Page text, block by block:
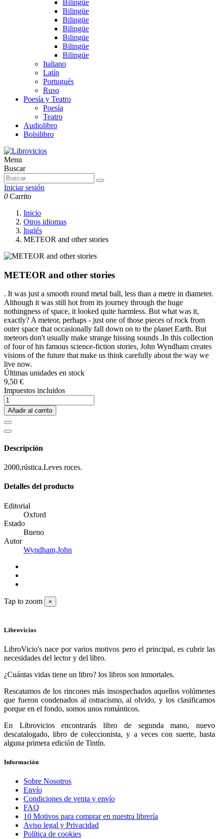
Bilingüe
Bilingüe
Bilingüe
Bilingüe
Bilingüe
Bilingüe
Bilingüe
Italiano
Latín
Portugués
Ruso
Poesía y Teatro
Poesía
Teatro
Audiolibro
Bolsilibro
Menu
Buscar
Iniciar sesión
0 Carrito
Inicio
Otros idiomas
Inglés
METEOR and other stories
METEOR and other stories
. It was just a smooth round metal ball, less than a metre in diameter.
Although it was still hot from its journey through the huge
nothingness of space, it looked quite harmless. But what was it,
exactly? A meteor, perhaps - just one of those pieces of rock from
outer space that occasionally fall down on to the planet Earth. But
meteors don't usually make strange hissing sounds .In this collection
of four of his famous science-fiction stories, John Wyndham creates
visions of the future that make us think carefully about the way we
live now.
Últimas unidades en stock
9,50 €
Impuestos incluidos
Añadir al carrito
Descripción
2000,rústica.Leves roces.
Detalles del producto
Editorial
Oxford
Estado
Bueno
Autor
Wyndham,John
Tap to zoom ×
Librovicios
LibroVicio's nace por varios motivos pero el principal, es cubrir las
necesidades del lector y del libro.
¿Cuántas vidas tiene un libro? los libros son inmortales.
Rescatamos de los rincones más insospechados aquellos volúmenes
que fueron condenados al ostracismo, al olvido, y los clasificamos
porque en el fondo, somos unos románticos.
En Librovicios encontrarás libro de segunda mano, nuevo
descatalogado, libro de coleccionista, y a veces con suerte, hasta
alguna primera edición de Tintín.
Información
Sobre Nosotros
Envío
Condiciones de venta y envío
FAQ
10 Motivos para comprar en nuestra librería
Aviso legal y Privacidad
Política de cookies